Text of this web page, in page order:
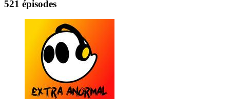
521 épisodes